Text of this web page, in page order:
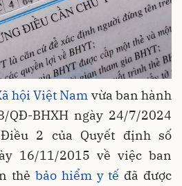
hội Việt Nam vừa ban hành
QĐ-BHXH ngày 24/7/2024
2 của Quyết định số
16/11/2015 về việc ban
thẻ bảo hiểm y tế đã được